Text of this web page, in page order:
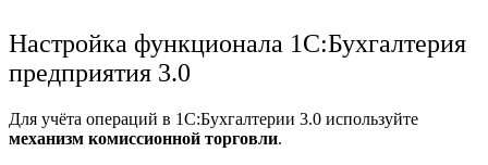
Настройка функционала 1С:Бухгалтерия
предприятия 3.0
Для учёта операций в 1С:Бухгалтерии 3.0 используйте
механизм комиссионной торговли.